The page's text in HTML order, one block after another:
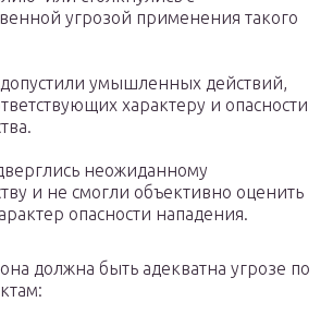
угрозой применения такого
умышленных действий,
характеру и опасности
неожиданному
и не смогли объективно оценить
опасности нападения.
должна быть адекватна угрозе по